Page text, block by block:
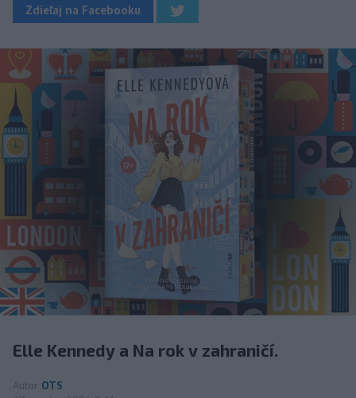
Zdieľaj na Facebooku
Elle Kennedy a Na rok v zahraničí.
Autor OTS